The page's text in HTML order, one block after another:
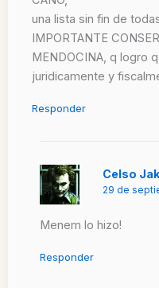
una lista sin fin de
IMPORTANTE
MENDOCINA, q logro
juridicamente y
Responder
Celso
29 de
Menem lo hizo!
Responder